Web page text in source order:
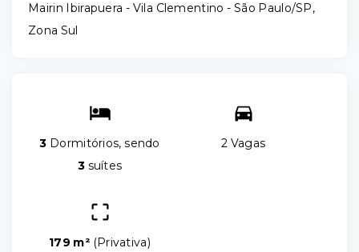
Mairin Ibirapuera - Vila Clementino - São Paulo/SP,
Zona Sul
3 Dormitórios, sendo
3suítes
2 Vagas
179 m² (Privativa)